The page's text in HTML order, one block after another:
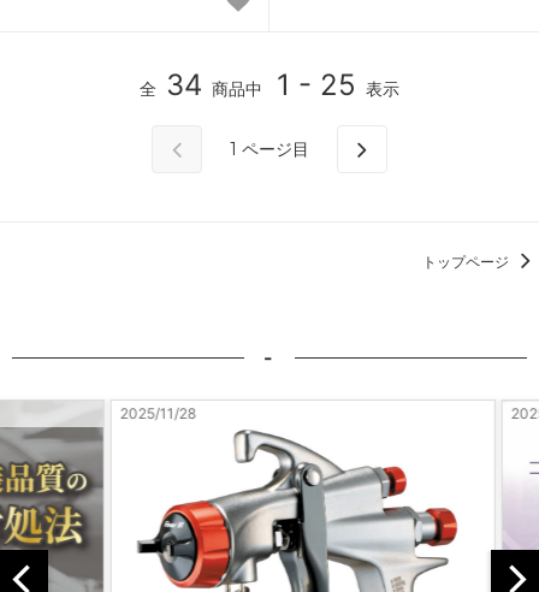
全 34 商品中 1 - 25 表示
1 ページ目
トップページ
-
2025/11/28 2025/